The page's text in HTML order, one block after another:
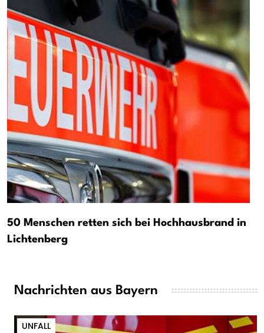
50 Menschen retten sich bei Hochhausbrand in
Lichtenberg
Nachrichten aus Bayern
UNFALL